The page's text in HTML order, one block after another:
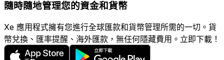
隨時隨地管理您的資金和貨幣
Xe 應用程式擁有您進行全球匯款和貨幣管理所需的一切。貨
幣兌換、匯率提醒、海外匯款，無任何隱藏費用。立即下載！